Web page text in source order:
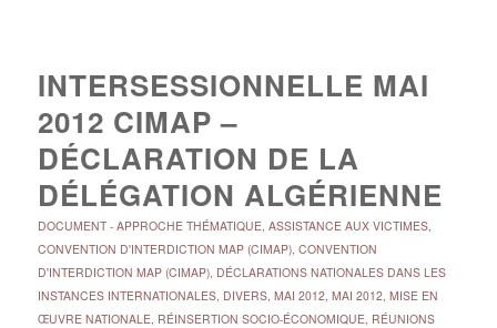
INTERSESSIONNELLE MAI
2012 CIMAP –
DÉCLARATION DE LA
DÉLÉGATION ALGÉRIENNE
DOCUMENT- APPROCHE THÉMATIQUE, ASSISTANCE AUX VICTIMES,
CONVENTION D'INTERDICTION MAP (CIMAP), CONVENTION
D'INTERDICTION MAP (CIMAP), DÉCLARATIONS NATIONALES DANS LES
INSTANCES INTERNATIONALES, DIVERS, MAI 2012, MAI 2012, MISE EN
ŒUVRE NATIONALE, RÉINSERTION SOCIO-ÉCONOMIQUE, RÉUNIONS